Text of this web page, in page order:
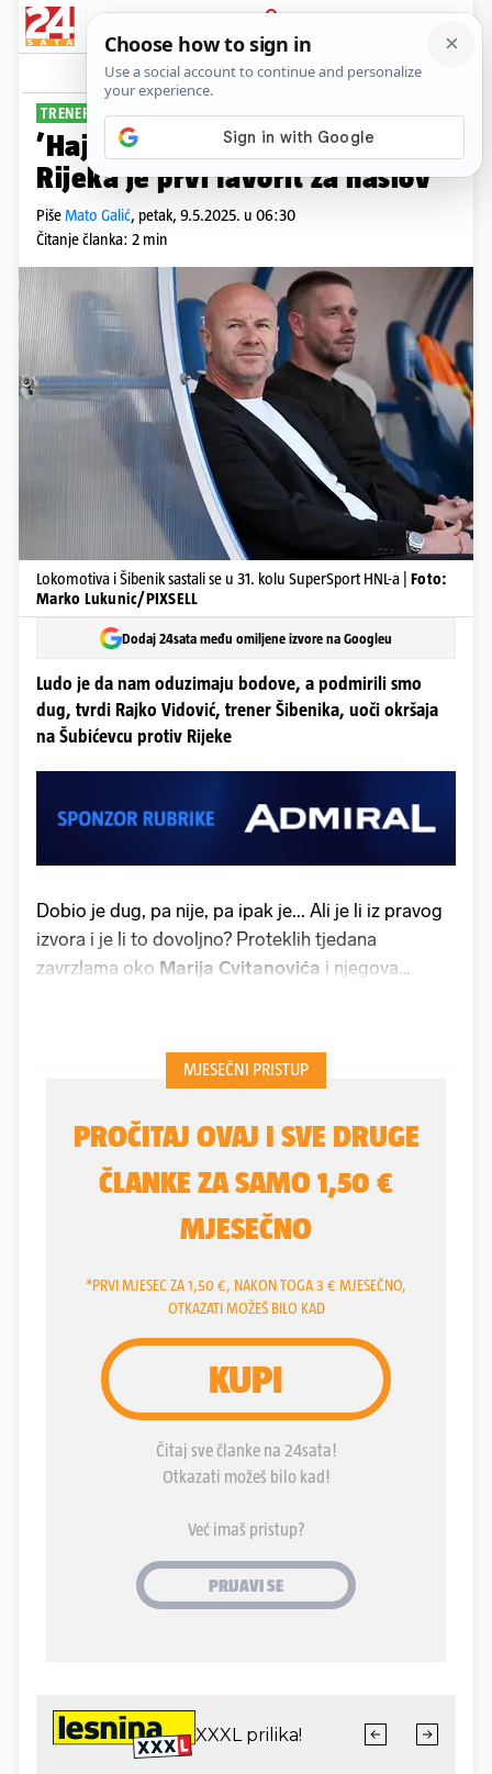
PRIJAVA
Sport Komentari
TRENER ŠIBENIKA ZA 24SATA: PLUS+
’Hajduk je svoje prokockao,
Rijeka je prvi favorit za naslov’
PišeMato Galić, petak, 9.5.2025. u 06:30
Čitanje članka: 2 min
Lokomotiva i Šibenik sastali se u 31. kolu SuperSport HNL-a | Foto:
Marko Lukunic/PIXSELL
Dodaj 24sata među omiljene izvore na Googleu
Ludo je da nam oduzimaju bodove, a podmirili smo
dug, tvrdi Rajko Vidović, trener Šibenika, uoči okršaja
na Šubićevcu protiv Rijeke
Dobio je dug, pa nije, pa ipak je... Ali je li iz pravog
izvora i je li to dovoljno? Proteklih tjedana
zavrzlama oko Marija Cvitanovića i njegova
dva boda. Klub sa Šubićevca se žalio... Šibenik
trenutačno ima 28 bodova. Valjda.